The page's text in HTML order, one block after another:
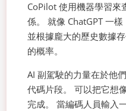
CoPilot 使用機器學習來
係。 就像 ChatGPT 一
並根據龐大的歷史數據
的概率。
AI 副駕駛的力量在於他
代碼片段。 可以把它想
完成。 當編碼人員輸入